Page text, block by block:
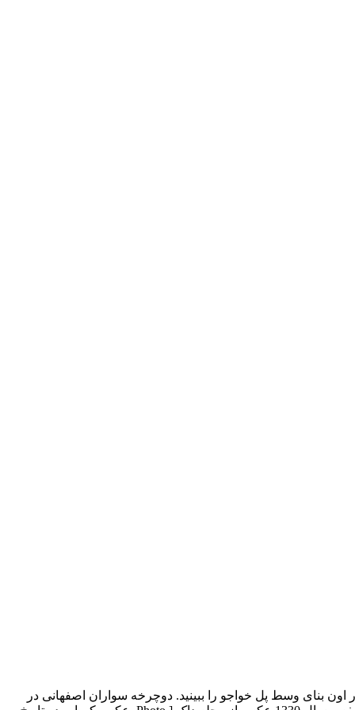
نمایی متفاوت از پل خواجو – اواخر دوره قاجار اون بنای وسط پل خواجو را ببینید. دوچرخه سواران اصفهانی در